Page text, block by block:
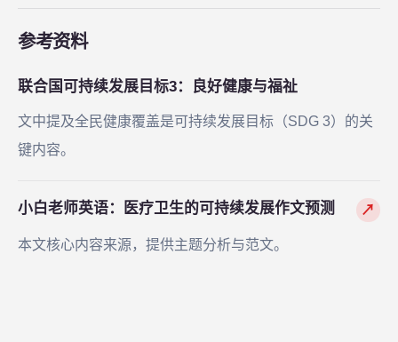
参考资料
联合国可持续发展目标3：良好健康与福祉
文中提及全民健康覆盖是可持续发展目标（SDG 3）的关
键内容。
小白老师英语：医疗卫生的可持续发展作文预测 ↗
本文核心内容来源，提供主题分析与范文。